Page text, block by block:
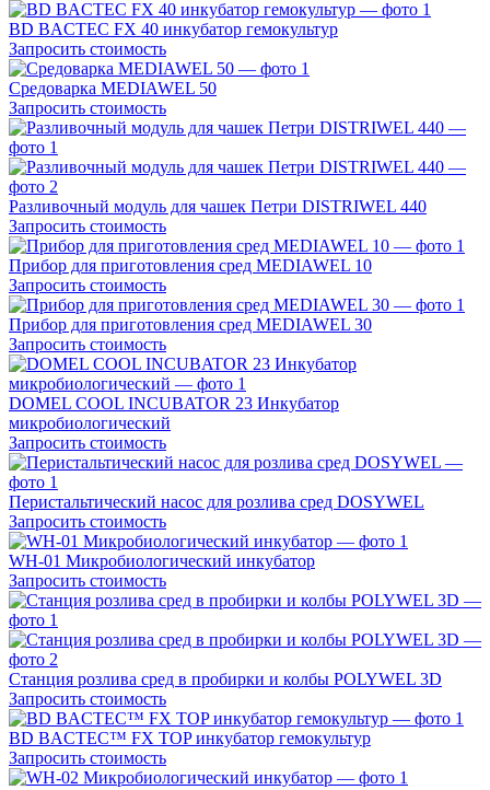
BD BACTEC FX 40 инкубатор гемокультур
Запросить стоимость
Средоварка MEDIAWEL 50
Запросить стоимость
Разливочный модуль для чашек Петри DISTRIWEL 440
Запросить стоимость
Прибор для приготовления сред MEDIAWEL 10
Запросить стоимость
Прибор для приготовления сред MEDIAWEL 30
Запросить стоимость
DOMEL COOL INCUBATOR 23 Инкубатор
микробиологический
Запросить стоимость
Перистальтический насос для розлива сред DOSYWEL
Запросить стоимость
WH-01 Микробиологический инкубатор
Запросить стоимость
Станция розлива сред в пробирки и колбы POLYWEL 3D
Запросить стоимость
BD BACTEC™ FX TOP инкубатор гемокультур
Запросить стоимость